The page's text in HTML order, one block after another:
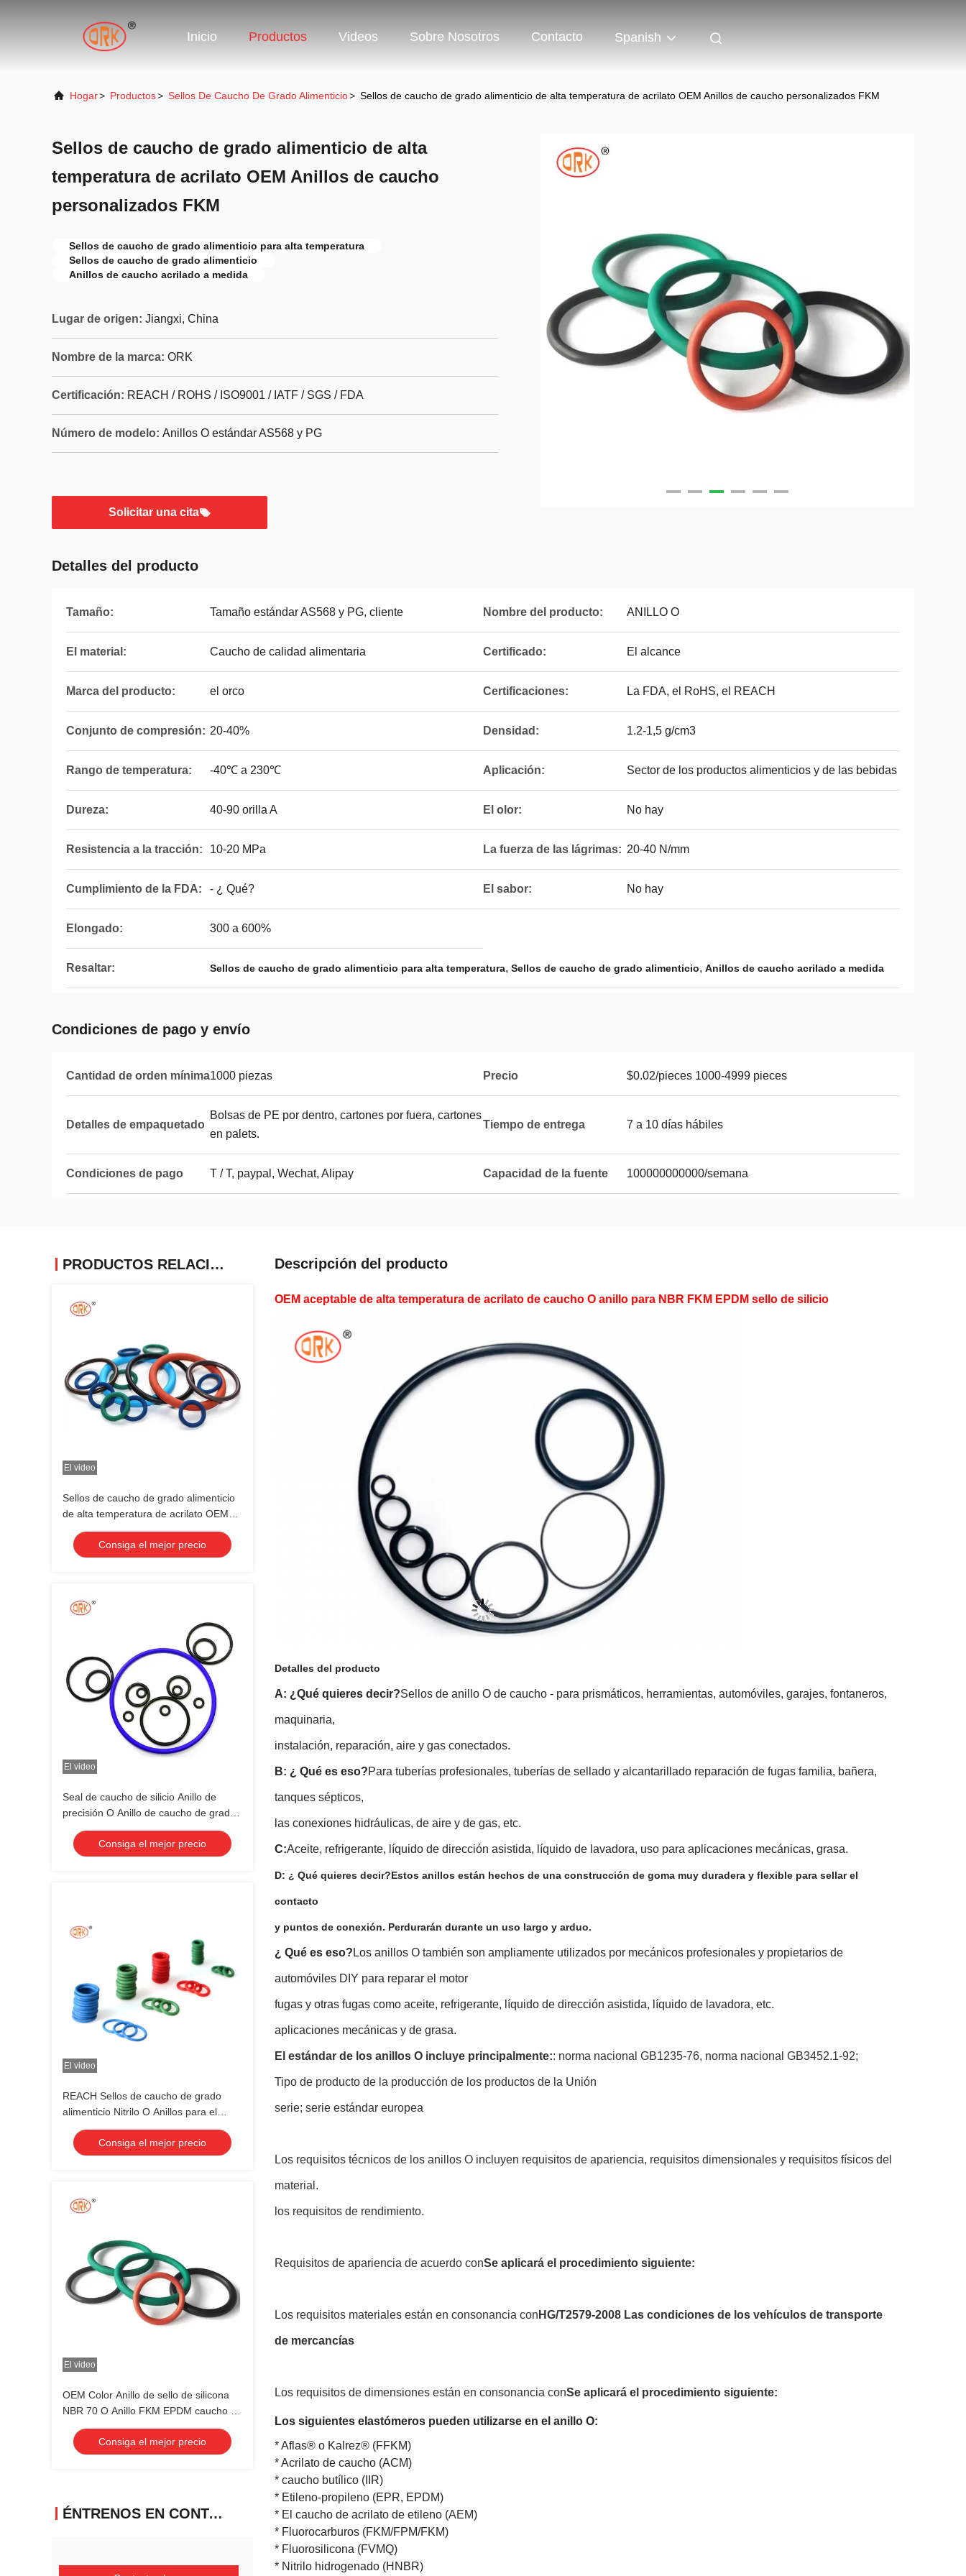
Inicio Productos Videos Sobre Nosotros Contacto Spanish
Hogar> Productos> Sellos De Caucho De Grado Alimenticio> Sellos de caucho de grado alimenticio de alta temperatura de acrilato OEM Anillos de caucho personalizados FKM
Sellos de caucho de grado alimenticio de alta
temperatura de acrilato OEM Anillos de caucho
personalizados FKM
Sellos de caucho de grado alimenticio para alta temperatura
Sellos de caucho de grado alimenticio
Anillos de caucho acrilado a medida
Lugar de origen: Jiangxi, China
Nombre de la marca: ORK
Certificación: REACH / ROHS / ISO9001 / IATF / SGS / FDA
Número de modelo: Anillos O estándar AS568 y PG
Solicitar una cita
Detalles del producto
Tamaño: Tamaño estándar AS568 y PG, cliente Nombre del producto: ANILLO O
El material: Caucho de calidad alimentaria Certificado: El alcance
Marca del producto: el orco Certificaciones: La FDA, el RoHS, el REACH
Conjunto de compresión: 20-40% Densidad: 1.2-1,5 g/cm3
Rango de temperatura: -40℃ a 230℃ Aplicación: Sector de los productos alimenticios y de las bebidas
Dureza: 40-90 orilla A El olor: No hay
Resistencia a la tracción: 10-20 MPa La fuerza de las lágrimas: 20-40 N/mm
Cumplimiento de la FDA: - ¿ Qué? El sabor: No hay
Elongado: 300 a 600%
Resaltar: Sellos de caucho de grado alimenticio para alta temperatura, Sellos de caucho de grado alimenticio, Anillos de caucho acrilado a medida
Condiciones de pago y envío
Cantidad de orden mínima1000 piezas Precio $0.02/pieces 1000-4999 pieces
Detalles de empaquetado
Bolsas de PE por dentro, cartones por fuera, cartones
en palets.
Tiempo de entrega 7 a 10 días hábiles
Condiciones de pago T / T, paypal, Wechat, Alipay Capacidad de la fuente 100000000000/semana
PRODUCTOS RELACIONADOS
El video
Sellos de caucho de grado alimenticio
de alta temperatura de acrilato OEM
Anillos de caucho personalizados FKM
Consiga el mejor precio
El video
Seal de caucho de silicio Anillo de
precisión O Anillo de caucho de grado
alimenticio NBR FFKM FKM EPDM
Consiga el mejor precio
El video
REACH Sellos de caucho de grado
alimenticio Nitrilo O Anillos para el
sellamiento de los dispensadores de
agua
Consiga el mejor precio
El video
OEM Color Anillo de sello de silicona
NBR 70 O Anillo FKM EPDM caucho de
grado alimenticio
Consiga el mejor precio
ÉNTRENOS EN CONTACTO CON
Descripción del producto
OEM aceptable de alta temperatura de acrilato de caucho O anillo para NBR FKM EPDM sello de silicio
Detalles del producto
A: ¿Qué quieres decir?Sellos de anillo O de caucho - para prismáticos, herramientas, automóviles, garajes, fontaneros,
maquinaria,
instalación, reparación, aire y gas conectados.
B: ¿ Qué es eso?Para tuberías profesionales, tuberías de sellado y alcantarillado reparación de fugas familia, bañera,
tanques sépticos,
las conexiones hidráulicas, de aire y de gas, etc.
C:Aceite, refrigerante, líquido de dirección asistida, líquido de lavadora, uso para aplicaciones mecánicas, grasa.
D: ¿ Qué quieres decir?Estos anillos están hechos de una construcción de goma muy duradera y flexible para sellar el
contacto
y puntos de conexión. Perdurarán durante un uso largo y arduo.
¿ Qué es eso? Los anillos O también son ampliamente utilizados por mecánicos profesionales y propietarios de
automóviles DIY para reparar el motor
fugas y otras fugas como aceite, refrigerante, líquido de dirección asistida, líquido de lavadora, etc.
aplicaciones mecánicas y de grasa.
El estándar de los anillos O incluye principalmente:: norma nacional GB1235-76, norma nacional GB3452.1-92;
Tipo de producto de la producción de los productos de la Unión
serie; serie estándar europea
Los requisitos técnicos de los anillos O incluyen requisitos de apariencia, requisitos dimensionales y requisitos físicos del
material.
los requisitos de rendimiento.
Requisitos de apariencia de acuerdo conSe aplicará el procedimiento siguiente:
Los requisitos materiales están en consonancia con HG/T2579-2008 Las condiciones de los vehículos de transporte
de mercancías
Los requisitos de dimensiones están en consonancia conSe aplicará el procedimiento siguiente:
Los siguientes elastómeros pueden utilizarse en el anillo O:
* Aflas® o Kalrez® (FFKM)
* Acrilato de caucho (ACM)
* caucho butílico (IIR)
* Etileno-propileno (EPR, EPDM)
* El caucho de acrilato de etileno (AEM)
* Fluorocarburos (FKM/FPM/FKM)
* Fluorosilicona (FVMQ)
* Nitrilo hidrogenado (HNBR)